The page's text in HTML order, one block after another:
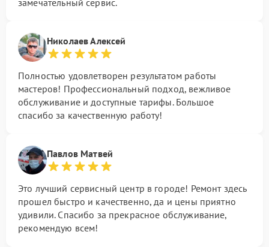
замечательный сервис.
Николаев Алексей
Полностью удовлетворен результатом работы
мастеров! Профессиональный подход, вежливое
обслуживание и доступные тарифы. Большое
спасибо за качественную работу!
Павлов Матвей
Это лучший сервисный центр в городе! Ремонт здесь
прошел быстро и качественно, да и цены приятно
удивили. Спасибо за прекрасное обслуживание,
рекомендую всем!